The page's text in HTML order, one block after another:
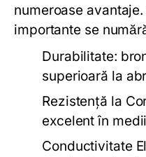
numeroase
importante se
Durabilitate:
superioară la
Rezistență la
excelent în
Conductivitate